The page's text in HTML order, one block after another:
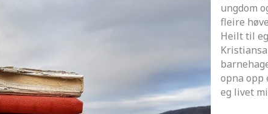
ungdom
fleire
Heilt til
opna opp
eg livet